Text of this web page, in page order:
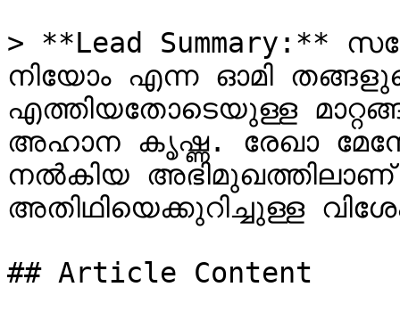
> **Lead Summary:**
നിയോം എന്ന ഓമി
എത്തിയതോടെയുള്ള
അഹാന കൃഷ്ണ. രേഖാ
നൽകിയ അഭിമുഖത്തിലാണ്
അതിഥിയെക്കുറിച്ചുള്ള
## Article Content